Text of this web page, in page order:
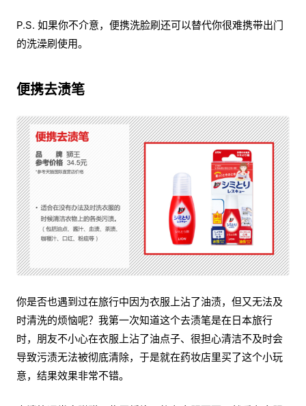
P.S. 如果你不介意，便携洗脸刷还可以替代你很难携带出门
的洗澡刷使用。
便携去渍笔
你是否也遇到过在旅行中因为衣服上沾了油渍，但又无法及
时清洗的烦恼呢？我第一次知道这个去渍笔是在日本旅行
时，朋友不小心在衣服上沾了油点子、很担心清洁不及时会
导致污渍无法被彻底清除，于是就在药妆店里买了这个小玩
意，结果效果非常不错。